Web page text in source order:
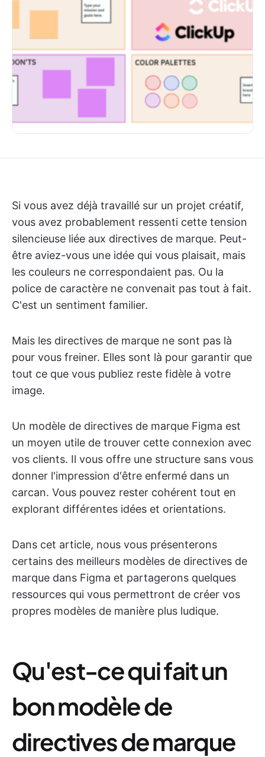
Si vous avez déjà travaillé sur un projet créatif,
vous avez probablement ressenti cette tension
silencieuse liée aux directives de marque. Peut-
être aviez-vous une idée qui vous plaisait, mais
les couleurs ne correspondaient pas. Ou la
police de caractère ne convenait pas tout à fait.
C'est un sentiment familier.
Mais les directives de marque ne sont pas là
pour vous freiner. Elles sont là pour garantir que
tout ce que vous publiez reste fidèle à votre
image.
Un modèle de directives de marque Figma est
un moyen utile de trouver cette connexion avec
vos clients. Il vous offre une structure sans vous
donner l'impression d'être enfermé dans un
carcan. Vous pouvez rester cohérent tout en
explorant différentes idées et orientations.
Dans cet article, nous vous présenterons
certains des meilleurs modèles de directives de
marque dans Figma et partagerons quelques
ressources qui vous permettront de créer vos
propres modèles de manière plus ludique.
Qu'est-ce qui fait un
bon modèle de
directives de marque